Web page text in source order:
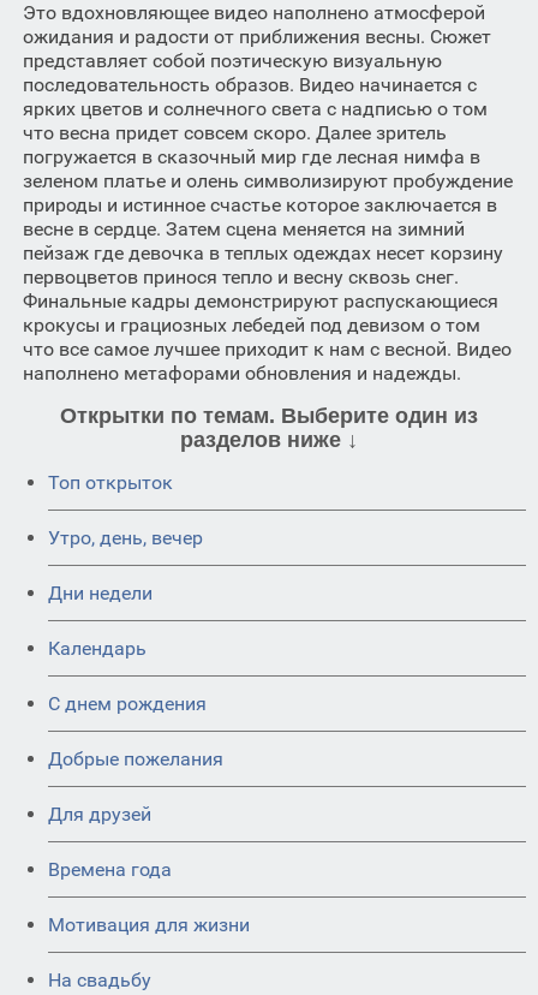
Это вдохновляющее видео наполнено атмосферой
ожидания и радости от приближения весны. Сюжет
представляет собой поэтическую визуальную
последовательность образов. Видео начинается с
ярких цветов и солнечного света с надписью о том
что весна придет совсем скоро. Далее зритель
погружается в сказочный мир где лесная нимфа в
зеленом платье и олень символизируют пробуждение
природы и истинное счастье которое заключается в
весне в сердце. Затем сцена меняется на зимний
пейзаж где девочка в теплых одеждах несет корзину
первоцветов принося тепло и весну сквозь снег.
Финальные кадры демонстрируют распускающиеся
крокусы и грациозных лебедей под девизом о том
что все самое лучшее приходит к нам с весной. Видео
наполнено метафорами обновления и надежды.
Открытки по темам. Выберите один из
разделов ниже ↓
Топ открыток
Утро, день, вечер
Дни недели
Календарь
C днем рождения
Добрые пожелания
Для друзей
Времена года
Мотивация для жизни
На свадьбу